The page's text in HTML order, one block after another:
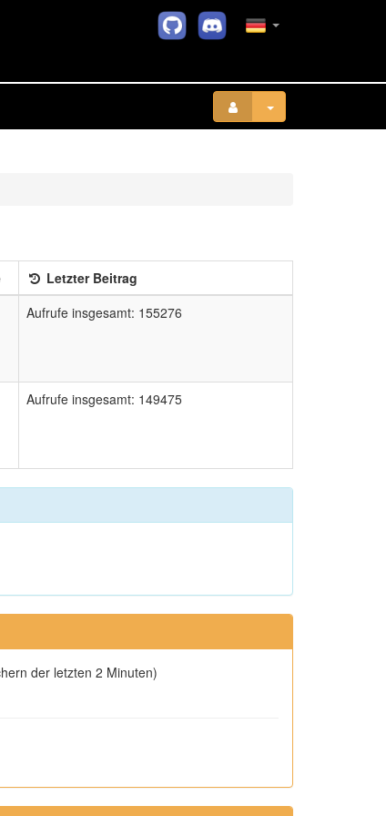
Letzter Beitrag
Aufrufe insgesamt: 155276
Aufrufe insgesamt: 149475
der letzten 2 Minuten)